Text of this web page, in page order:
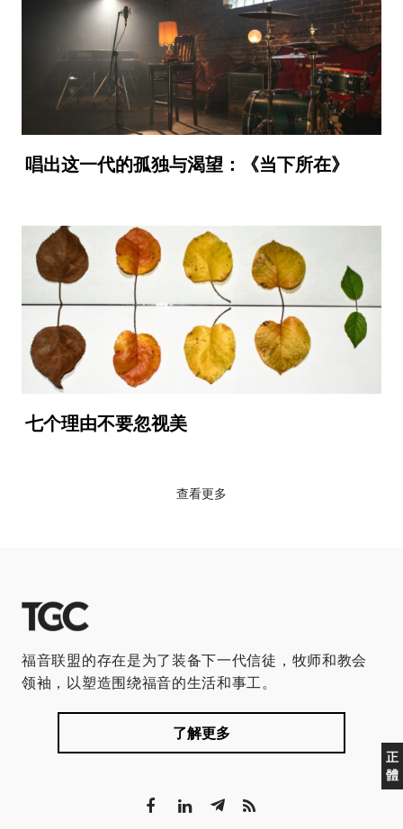
唱出这一代的孤独与渴望：《当下所在》
七个理由不要忽视美
查看更多
正
體
福音联盟的存在是为了装备下一代信徒，牧师和教会
领袖，以塑造围绕福音的生活和事工。
了解更多